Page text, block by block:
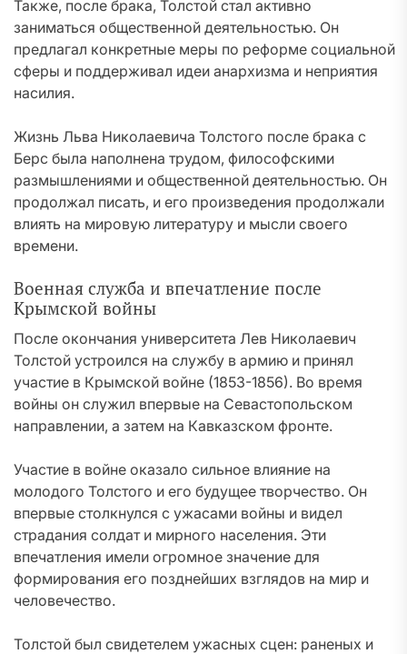
Также, после брака, Толстой стал активно
заниматься общественной деятельностью. Он
предлагал конкретные меры по реформе социальной
сферы и поддерживал идеи анархизма и неприятия
насилия.
Жизнь Льва Николаевича Толстого после брака с
Берс была наполнена трудом, философскими
размышлениями и общественной деятельностью. Он
продолжал писать, и его произведения продолжали
влиять на мировую литературу и мысли своего
времени.
Военная служба и впечатление после
Крымской войны
После окончания университета Лев Николаевич
Толстой устроился на службу в армию и принял
участие в Крымской войне (1853-1856). Во время
войны он служил впервые на Севастопольском
направлении, а затем на Кавказском фронте.
Участие в войне оказало сильное влияние на
молодого Толстого и его будущее творчество. Он
впервые столкнулся с ужасами войны и видел
страдания солдат и мирного населения. Эти
впечатления имели огромное значение для
формирования его позднейших взглядов на мир и
человечество.
Толстой был свидетелем ужасных сцен: раненых и